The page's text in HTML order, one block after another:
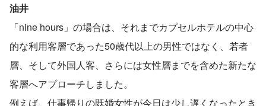
油井
「nine hours」の場合は、それまでカプセルホテルの中心
的な利用客層であった50歳代以上の男性ではなく、若者
層、そして外国人客、さらには女性層までを含めた新たな
客層へアプローチしました。
例えば、仕事帰りの既婚女性が今日は少し遅くなったとき